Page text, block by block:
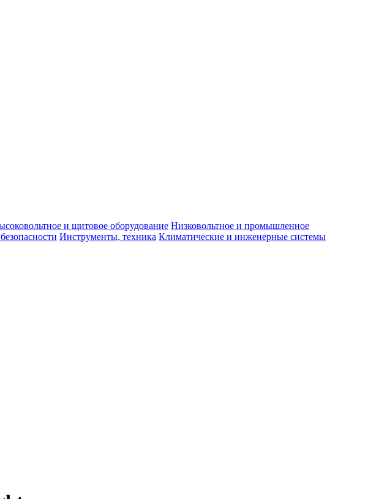
и щитовое оборудование Низковольтное и промышленное
Инструменты, техника Климатические и инженерные системы